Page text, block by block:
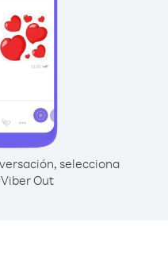
selecciona
Out